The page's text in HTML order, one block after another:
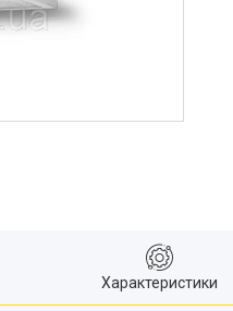
Характеристики